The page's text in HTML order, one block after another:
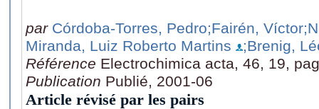
par Córdoba-Torres, Pedro;Fairén, Víctor
Miranda, Luiz Roberto Martins
;Brenig,
Référence Electrochimica acta, 46, 19,
Publication Publié, 2001-06
Article révisé par les pairs